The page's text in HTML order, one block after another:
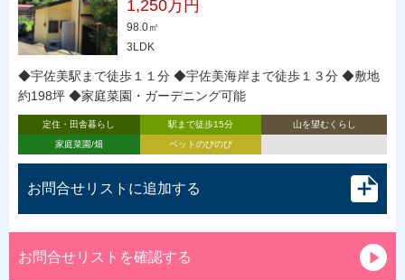
1,250万円
98.0㎡
3LDK
◆宇佐美駅まで徒歩１１分 ◆宇佐美海岸まで徒歩１３分 ◆敷地
約198坪 ◆家庭菜園・ガーデニング可能
定住・田舎暮らし 駅まで徒歩15分
山を望むくらし
家庭菜園/畑
ペットのびのび
お問合せリストに追加する
お問合せリストを確認する